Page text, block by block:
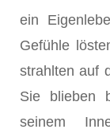
ein
Gefühle
strahlten auf
Sie blieben
seinem